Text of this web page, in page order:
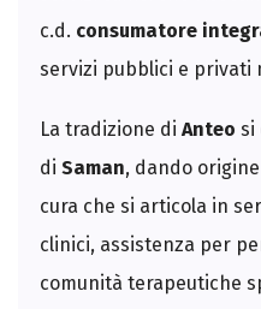
c.d. consumatore
servizi pubblici e privati
La tradizione di Anteo si
di Saman, dando
cura che si articola in
clinici, assistenza per
comunità terapeutiche